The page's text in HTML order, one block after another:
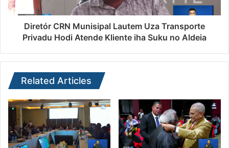
Diretór CRN Munisipal Lautem Uza Transporte
Privadu Hodi Atende Kliente iha Suku no Aldeia
Related Articles